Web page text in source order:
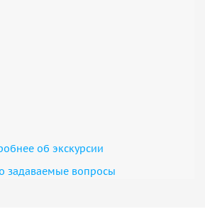
об экскурсии
задаваемые вопросы